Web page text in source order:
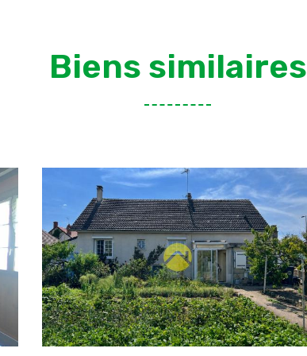
Biens similaires